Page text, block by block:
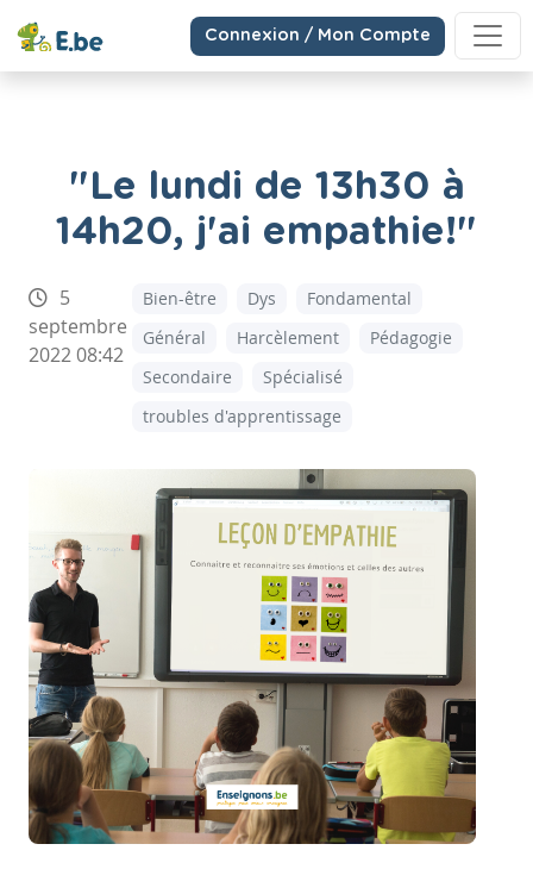
Connexion / Mon Compte
"Le lundi de 13h30 à
14h20, j'ai empathie!"
5
septembre
2022 08:42
Bien-être Dys
Fondamental
Général
Harcèlement
Pédagogie
Secondaire
Spécialisé
troubles d'apprentissage